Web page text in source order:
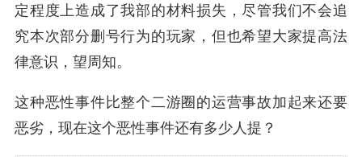
定程度上造成了我部的材料损失，尽管我们不会追
究本次部分删号行为的玩家，但也希望大家提高法
律意识，望周知。
这种恶性事件比整个二游圈的运营事故加起来还要
恶劣，现在这个恶性事件还有多少人提？